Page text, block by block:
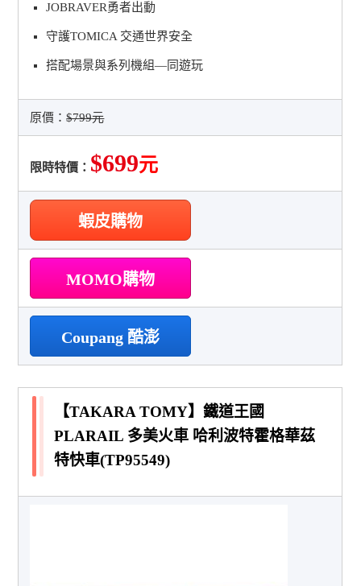
JOBRAVER勇者出動
守護TOMICA 交通世界安全
搭配場景與系列機組—同遊玩
原價：$799元
限時特價： $699元
蝦皮購物
MOMO購物
Coupang 酷澎
【TAKARA TOMY】鐵道王國
PLARAIL 多美火車 哈利波特霍格華茲
特快車(TP95549)